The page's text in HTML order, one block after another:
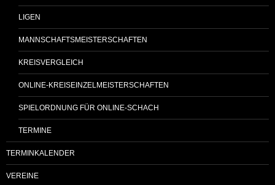
LIGEN
MANNSCHAFTSMEISTERSCHAFTEN
KREISVERGLEICH
ONLINE-KREISEINZELMEISTERSCHAFTEN
SPIELORDNUNG FÜR ONLINE-SCHACH
TERMINE
TERMINKALENDER
VEREINE